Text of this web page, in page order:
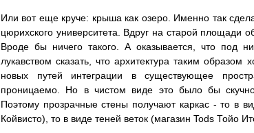
Или вот еще круче: крыша как озеро. Именно так
цюрихского университета. Вдруг на старой площади
Вроде бы ничего такого. А оказывается, что
лукавством сказать, что архитектура таким
новых путей интеграции в существующее
проницаемо. Но в чистом виде это было бы
Поэтому прозрачные стены получают каркас - то в
Койвисто), то в виде теней веток (магазин Tods Тойо